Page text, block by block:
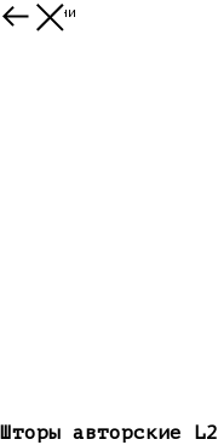
Все ткани
Шторы авторские L2